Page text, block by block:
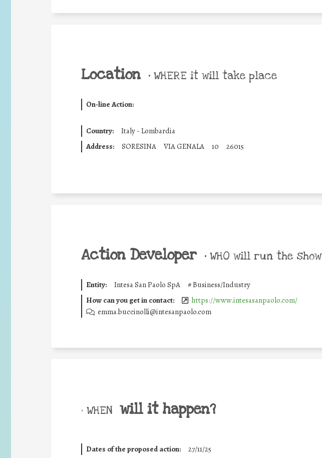
Location • WHERE it will take place
On-line Action:
Country:
Italy - Lombardia
Address:
SORESINA VIA GENALA 10 26015
Action Developer • WHO will run the show
Entity: Intesa San Paolo SpA #Business/Industry
How can you get in contact:
https://www.intesasanpaolo.com/
emma.buccinolli@intesanpaolo.com
• WHEN will it happen?
Dates of the proposed action: 27/11/25